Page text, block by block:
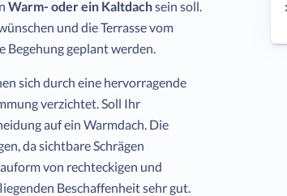
Warm- oder ein Kaltdachsein soll.
und die Terrasse vom
Begehung geplant werden.
sich durch eine hervorragende
verzichtet. Soll Ihr
auf ein Warmdach. Die
da sichtbare Schrägen
von rechteckigen und
Beschaffenheit sehr gut.